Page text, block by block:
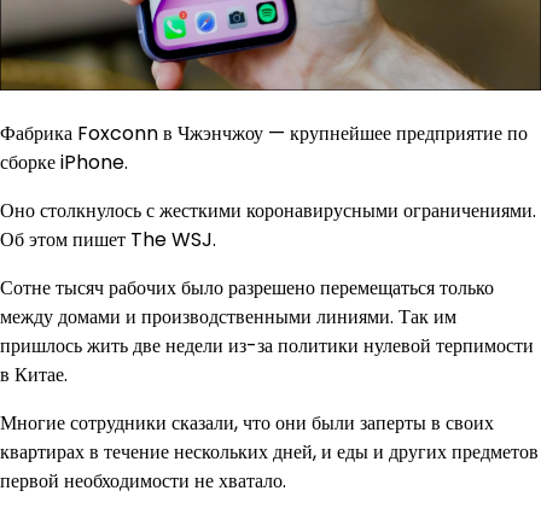
Фабрика Foxconn в Чжэнчжоу — крупнейшее предприятие по
сборке iPhone.
Оно столкнулось с жесткими коронавирусными ограничениями.
Об этом пишет The WSJ.
Сотне тысяч рабочих было разрешено перемещаться только
между домами и производственными линиями. Так им
пришлось жить две недели из-за политики нулевой терпимости
в Китае.
Многие сотрудники сказали, что они были заперты в своих
квартирах в течение нескольких дней, и еды и других предметов
первой необходимости не хватало.